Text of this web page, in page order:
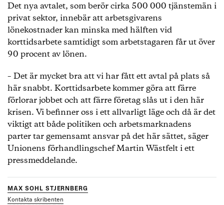
Det nya avtalet, som berör cirka 500 000 tjänstemän i
privat sektor, innebär att arbetsgivarens
lönekostnader kan minska med hälften vid
korttidsarbete samtidigt som arbetstagaren får ut över
90 procent av lönen.
– Det är mycket bra att vi har fått ett avtal på plats så
här snabbt. Korttidsarbete kommer göra att färre
förlorar jobbet och att färre företag slås ut i den här
krisen. Vi befinner oss i ett allvarligt läge och då är det
viktigt att både politiken och arbetsmarknadens
parter tar gemensamt ansvar på det här sättet, säger
Unionens förhandlingschef Martin Wästfelt i ett
pressmeddelande.
MAX SOHL STJERNBERG
Kontakta skribenten